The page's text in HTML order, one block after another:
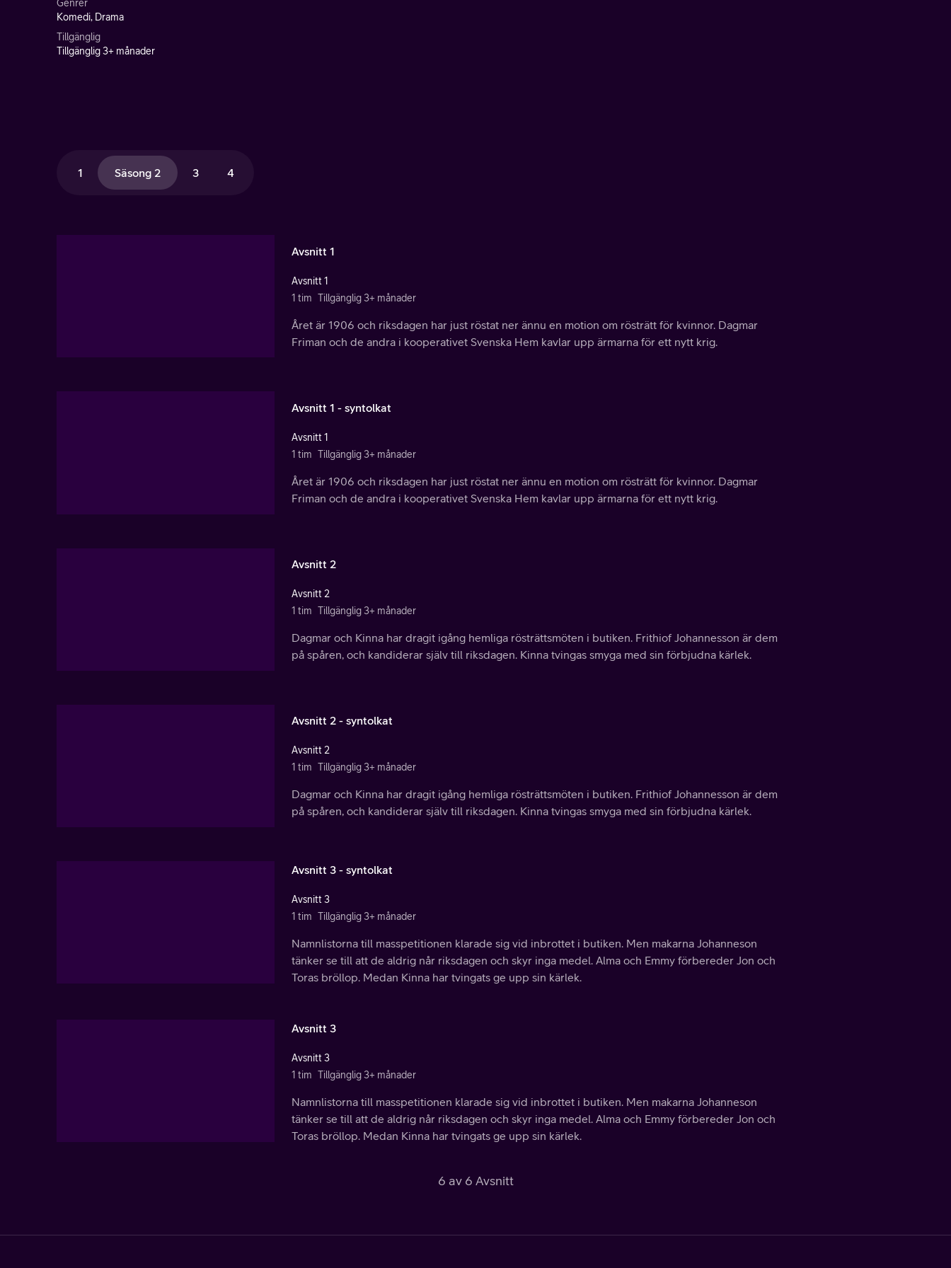
Genrer
Komedi, Drama
Tillgänglig
Tillgänglig 3+ månader
1 Säsong 2 3 4
Avsnitt 1
Avsnitt 1
1 tim Tillgänglig 3+ månader
Året är 1906 och riksdagen har just röstat ner ännu en motion om rösträtt för kvinnor. Dagmar
Friman och de andra i kooperativet Svenska Hem kavlar upp ärmarna för ett nytt krig.
Avsnitt 1 - syntolkat
Avsnitt 1
1 tim Tillgänglig 3+ månader
Året är 1906 och riksdagen har just röstat ner ännu en motion om rösträtt för kvinnor. Dagmar
Friman och de andra i kooperativet Svenska Hem kavlar upp ärmarna för ett nytt krig.
Avsnitt 2
Avsnitt 2
1 tim Tillgänglig 3+ månader
Dagmar och Kinna har dragit igång hemliga rösträttsmöten i butiken. Frithiof Johannesson är dem
på spåren, och kandiderar själv till riksdagen. Kinna tvingas smyga med sin förbjudna kärlek.
Avsnitt 2 - syntolkat
Avsnitt 2
1 tim Tillgänglig 3+ månader
Dagmar och Kinna har dragit igång hemliga rösträttsmöten i butiken. Frithiof Johannesson är dem
på spåren, och kandiderar själv till riksdagen. Kinna tvingas smyga med sin förbjudna kärlek.
Avsnitt 3 - syntolkat
Avsnitt 3
1 tim Tillgänglig 3+ månader
Namnlistorna till masspetitionen klarade sig vid inbrottet i butiken. Men makarna Johanneson
tänker se till att de aldrig når riksdagen och skyr inga medel. Alma och Emmy förbereder Jon och
Toras bröllop. Medan Kinna har tvingats ge upp sin kärlek.
Avsnitt 3
Avsnitt 3
1 tim Tillgänglig 3+ månader
Namnlistorna till masspetitionen klarade sig vid inbrottet i butiken. Men makarna Johanneson
tänker se till att de aldrig når riksdagen och skyr inga medel. Alma och Emmy förbereder Jon och
Toras bröllop. Medan Kinna har tvingats ge upp sin kärlek.
6 av 6 Avsnitt